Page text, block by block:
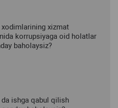
xizmat
korrupsiyaga oid holatlar
baholaysiz?
ishga qabul qilish